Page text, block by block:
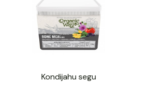
Kondijahu segu